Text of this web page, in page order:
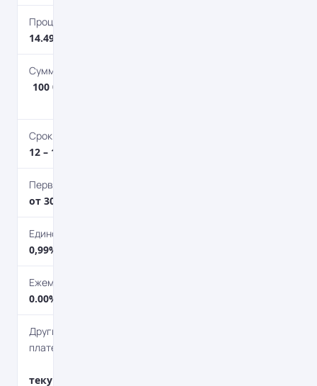
Процентная ставка
14.49%
Сумма кредита
100 000 грн. – 20 000 000
Срок кредитования
12 – 180 мес.
Первоначальный взнос
от 30%
Единоразовая комиссия
0,99%
Ежемесячная комісія
0.00%
Другие комиссионные
платежи
текущего счета; 0,1% от